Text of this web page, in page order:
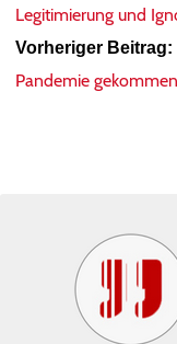
Legitimierung und
Vorheriger Beitrag:
Pandemie